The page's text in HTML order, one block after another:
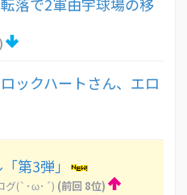
落で2軍由宇球場の移
ックハートさん、エロ
第3弾」
グ(`･ω･´) (前回 8位)